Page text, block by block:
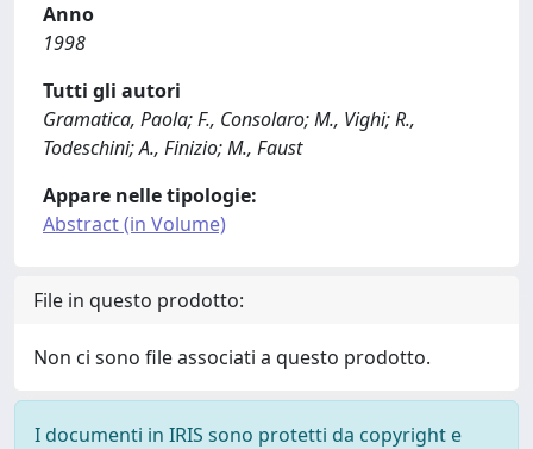
Anno
1998
Tutti gli autori
Gramatica, Paola; F., Consolaro; M., Vighi; R.,
Todeschini; A., Finizio; M., Faust
Appare nelle tipologie:
Abstract (in Volume)
File in questo prodotto:
Non ci sono file associati a questo prodotto.
I documenti in IRIS sono protetti da copyright e